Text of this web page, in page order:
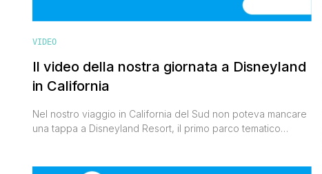
VIDEO
Il video della nostra giornata a Disneyland
in California
Nel nostro viaggio in California del Sud non poteva mancare
una tappa a Disneyland Resort, il primo parco tematico
il portone d'ingresso per tornare di colpo bambini. Nel Parco